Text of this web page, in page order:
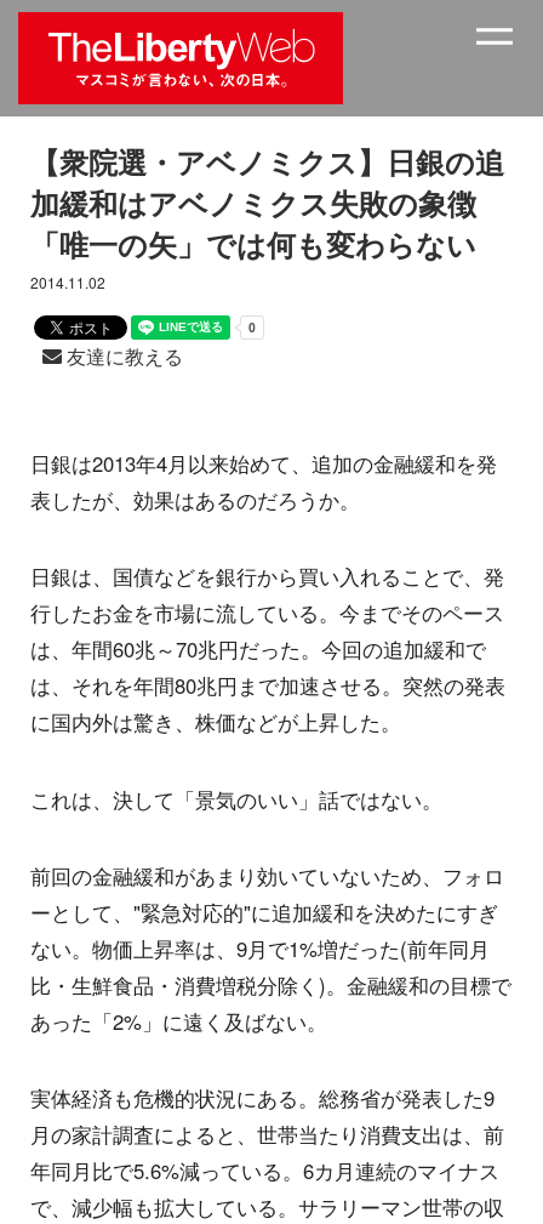
【衆院選・アベノミクス】日銀の追
加緩和はアベノミクス失敗の象徴
「唯一の矢」では何も変わらない
2014.11.02
友達に教える
日銀は2013年4月以来始めて、追加の金融緩和を発
表したが、効果はあるのだろうか。
日銀は、国債などを銀行から買い入れることで、発
行したお金を市場に流している。今までそのペース
は、年間60兆～70兆円だった。今回の追加緩和で
は、それを年間80兆円まで加速させる。突然の発表
に国内外は驚き、株価などが上昇した。
これは、決して「景気のいい」話ではない。
前回の金融緩和があまり効いていないため、フォロ
ーとして、"緊急対応的"に追加緩和を決めたにすぎ
ない。物価上昇率は、9月で1%増だった(前年同月
比・生鮮食品・消費増税分除く)。金融緩和の目標で
あった「2%」に遠く及ばない。
実体経済も危機的状況にある。総務省が発表した9
月の家計調査によると、世帯当たり消費支出は、前
年同月比で5.6%減っている。6カ月連続のマイナス
で、減少幅も拡大している。サラリーマン世帯の収